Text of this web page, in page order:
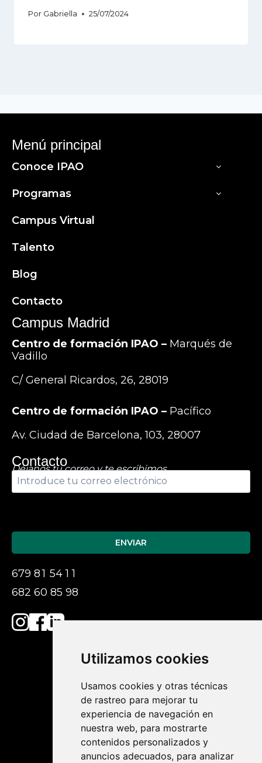
Utilizamos cookies
Usamos cookies y otras técnicas
de rastreo para mejorar tu
experiencia de navegación en
nuestra web, para mostrarte
contenidos personalizados y
anuncios adecuados, para analizar
Por Gabriella 25/07/2024
Menú principal
Conoce IPAO
Programas
Campus Virtual
Talento
Blog
Contacto
Campus Madrid
Centro de formación IPAO – Marqués de
Vadillo
C/ General Ricardos, 26, 28019
Centro de formación IPAO – Pacífico
Av. Ciudad de Barcelona, 103, 28007
Contacto
Déjanos tu correo y te escribimos
este
campo
679 81 5411
682 60 85 98
SUEÑA,
FÓRMATE,